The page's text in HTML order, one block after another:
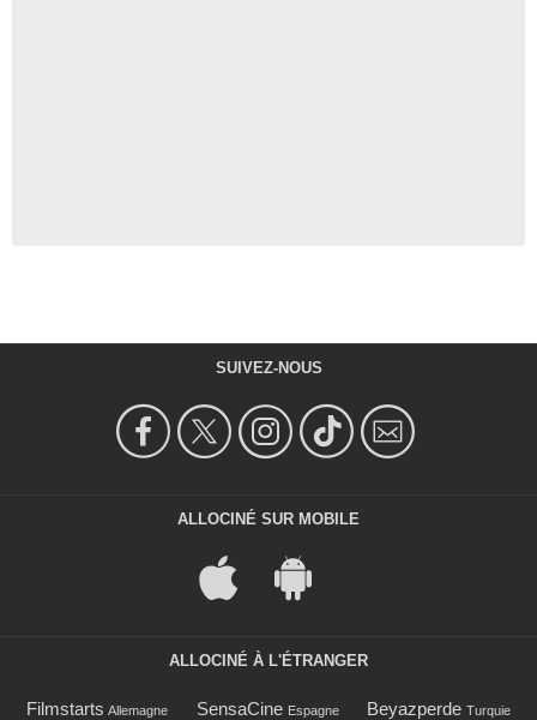
SUIVEZ-NOUS
ALLOCINÉ SUR MOBILE
ALLOCINÉ À L'ÉTRANGER
Filmstarts Allemagne SensaCine Espagne Beyazperde Turquie